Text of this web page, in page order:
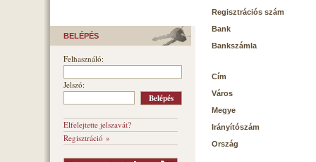
BELÉPÉS
Felhasználó:
Jelszó:
Elfelejtette jelszavát?
Regisztráció »
Regisztrációs szám
Bank
Bankszámla
Cím
Város
Megye
Irányítószám
Ország